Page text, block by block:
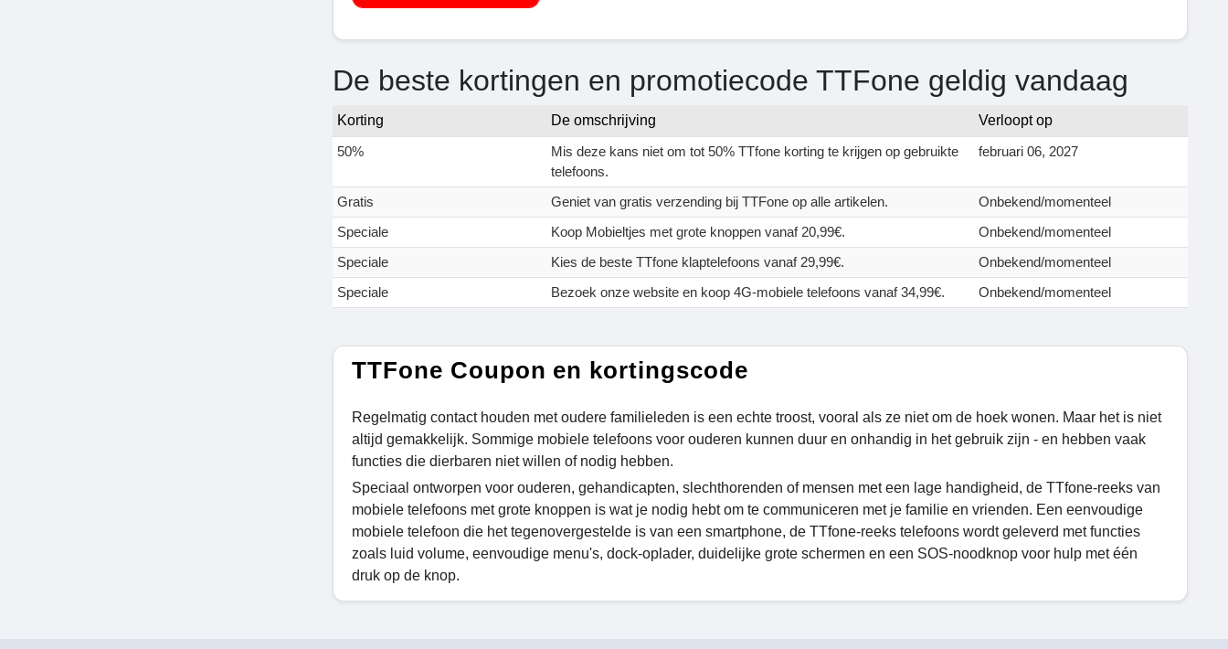
De beste kortingen en promotiecode TTFone geldig vandaag
Korting De omschrijving
Verloopt op
50%
Mis deze kans niet om tot 50% TTfone korting te krijgen op gebruikte
telefoons.
februari 06, 2027
Gratis Geniet van gratis verzending bij TTFone op alle artikelen.
Onbekend/momenteel
Speciale
Koop Mobieltjes met grote knoppen vanaf 20,99€.
Onbekend/momenteel
Speciale
Kies de beste TTfone klaptelefoons vanaf 29,99€.
Onbekend/momenteel
Speciale
Bezoek onze website en koop 4G-mobiele telefoons vanaf 34,99€. Onbekend/momenteel
TTFone Coupon en kortingscode
Regelmatig contact houden met oudere familieleden is een echte troost, vooral als ze niet om de hoek wonen. Maar het is niet
altijd gemakkelijk. Sommige mobiele telefoons voor ouderen kunnen duur en onhandig in het gebruik zijn - en hebben vaak
functies die dierbaren niet willen of nodig hebben.
Speciaal ontworpen voor ouderen, gehandicapten, slechthorenden of mensen met een lage handigheid, de TTfone-reeks van
mobiele telefoons met grote knoppen is wat je nodig hebt om te communiceren met je familie en vrienden. Een eenvoudige
mobiele telefoon die het tegenovergestelde is van een smartphone, de TTfone-reeks telefoons wordt geleverd met functies
zoals luid volume, eenvoudige menu's, dock-oplader, duidelijke grote schermen en een SOS-noodknop voor hulp met één
druk op de knop.